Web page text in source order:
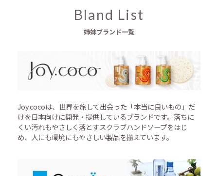
Bland List
姉妹ブランド一覧
Joy.cocoは、世界を旅して出会った「本当に良いもの」だ
けを日本向けに開発・提供しているブランドです。落ちに
くい汚れもやさしく落とすスクラブハンドソープをはじ
め、人にも環境にもやさしい製品を揃えています。